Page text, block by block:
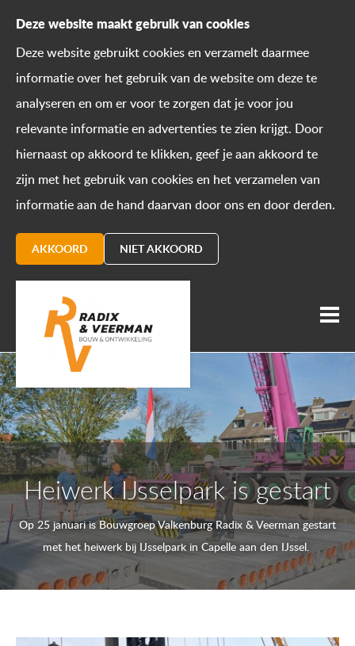
Deze website maakt gebruik van cookies
Deze website gebruikt cookies en verzamelt daarmee
informatie over het gebruik van de website om deze te
analyseren en om er voor te zorgen dat je voor jou
relevante informatie en advertenties te zien krijgt. Door
hiernaast op akkoord te klikken, geef je aan akkoord te
zijn met het gebruik van cookies en het verzamelen van
informatie aan de hand daarvan door ons en door derden.
AKKOORD NIET AKKOORD
Heiwerk IJsselpark is gestart
Op 25 januari is Bouwgroep Valkenburg Radix & Veerman gestart
met het heiwerk bij IJsselpark in Capelle aan den IJssel.